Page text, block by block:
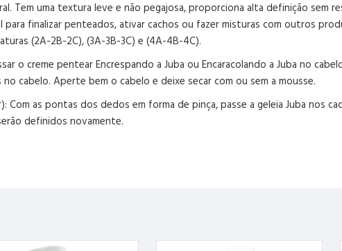
Tem uma textura leve e não pegajosa, proporciona alta definição sem
para finalizar penteados, ativar cachos ou fazer misturas com outros
(2A-2B-2C), (3A-3B-3C) e (4A-4B-4C).
o creme pentear Encrespando a Juba ou Encaracolando a Juba no
cabelo. Aperte bem o cabelo e deixe secar com ou sem a mousse.
Com as pontas dos dedos em forma de pinça, passe a geleia Juba nos
definidos novamente.